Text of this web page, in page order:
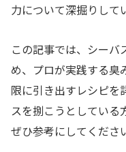
力について深掘りして
この記事では、シーバ
め、プロが実践する臭
限に引き出すレシピを
スを捌こうとしている
ぜひ参考にしてくださ